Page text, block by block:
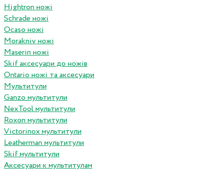
Hightron ножі
Schrade ножі
Ocaso ножі
Morakniv ножі
Maserin ножі
Skif аксесуари до ножів
Ontario ножі та аксесуари
Мультитули
Ganzo мультитули
NexTool мультитули
Roxon мультитули
Victorinox мультитули
Leatherman мультитули
Skif мультитули
Аксесуари к мультитулам